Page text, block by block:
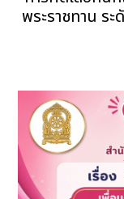
พระราชทาน ร